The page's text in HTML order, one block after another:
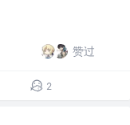
赞过
2